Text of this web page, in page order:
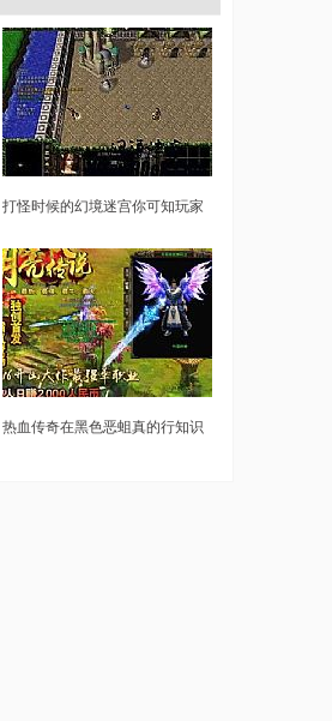
打怪时候的幻境迷宫你可知玩家
热血传奇在黑色恶蛆真的行知识